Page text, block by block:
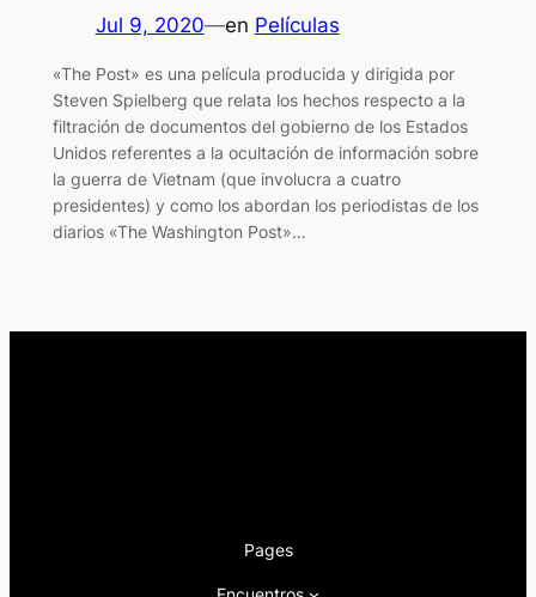
Jul 9, 2020—en Películas
«The Post» es una película producida y dirigida por
Steven Spielberg que relata los hechos respecto a la
filtración de documentos del gobierno de los Estados
Unidos referentes a la ocultación de información sobre
la guerra de Vietnam (que involucra a cuatro
presidentes) y como los abordan los periodistas de los
diarios «The Washington Post»…
Pages